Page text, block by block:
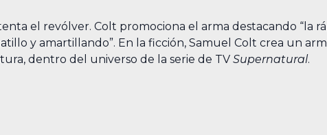
el revólver. Colt promociona el arma destacando “la
y amartillando”. En la ficción, Samuel Colt crea un
dentro del universo de la serie de TV Supernatural.